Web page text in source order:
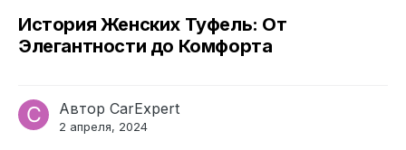
История Женских Туфель: От
Элегантности до Комфорта
Автор CarExpert
2 апреля, 2024